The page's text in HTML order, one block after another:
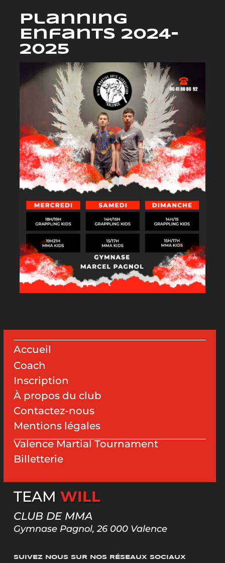
Planning
Enfants 2024-
2025
Accueil
Coach
Inscription
À propos du club
Contactez-nous
Mentions légales
Valence Martial Tournament
Billetterie
TEAM WILL
CLUB DE MMA
Gymnase Pagnol, 26 000 Valence
SUIVEZ NOUS SUR NOS RÉSEAUX SOCIAUX